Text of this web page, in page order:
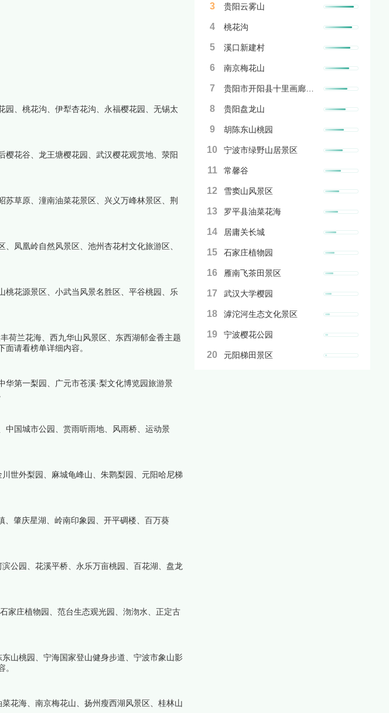
、桃花沟、伊犁杏花沟、永福樱花园、无锡太
花谷、龙王塘樱花园、武汉樱花观赏地、荥阳
草原、潼南油菜花景区、兴义万峰林景区、荆
凤凰岭自然风景区、池州杏花村文化旅游区、
桃花源景区、小武当风景名胜区、平谷桃园、乐
荷兰花海、西九华山风景区、东西湖郁金香主题
请看榜单详细内容。
第一梨园、广元市苍溪·梨文化博览园旅游景
中国城市公园、赏雨听雨地、风雨桥、运动景
世外梨园、麻城龟峰山、朱鹮梨园、元阳哈尼梯
、肇庆星湖、岭南印象园、开平碉楼、百万葵
公园、花溪平桥、永乐万亩桃园、百花湖、盘龙
家庄植物园、范台生态观光园、沕沕水、正定古
山桃园、宁海国家登山健身步道、宁波市象山影
花海、南京梅花山、扬州瘦西湖风景区、桂林山
3 贵阳云雾山
4 桃花沟
5 溪口新建村
6 南京梅花山
7
8 贵阳盘龙山
9 胡陈东山桃园
10 宁波市绿野山居景区
11 常馨谷
12 雪窦山风景区
13 罗平县油菜花海
14 居庸关长城
15 石家庄植物园
16 雁南飞茶田景区
17 武汉大学樱园
18 滹沱河生态文化景区
19 宁波樱花公园
20 元阳梯田景区